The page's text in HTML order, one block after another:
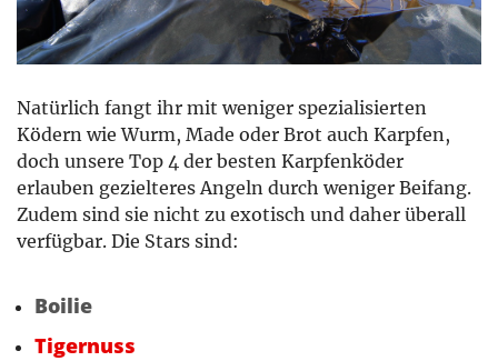
Natürlich fangt ihr mit weniger spezialisierten
Ködern wie Wurm, Made oder Brot auch Karpfen,
doch unsere Top 4 der besten Karpfenköder
erlauben gezielteres Angeln durch weniger Beifang.
Zudem sind sie nicht zu exotisch und daher überall
verfügbar. Die Stars sind:
Boilie
Tigernuss